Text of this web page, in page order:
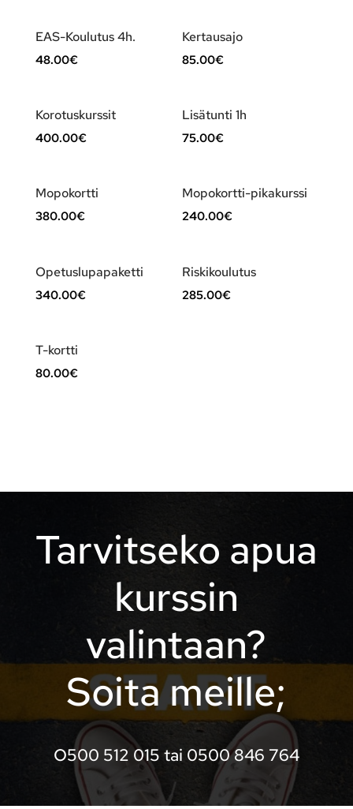
EAS-Koulutus 4h.
48.00€
Kertausajo
85.00€
Korotuskurssit
400.00€
Lisätunti 1h
75.00€
Mopokortti
380.00€
Mopokortti-pikakurssi
240.00€
Opetuslupapaketti
340.00€
Riskikoulutus
285.00€
T-kortti
80.00€
Tarvitseko apua
kurssin
valintaan?
Soita meille;
O500 512 015 tai 0500 846 764